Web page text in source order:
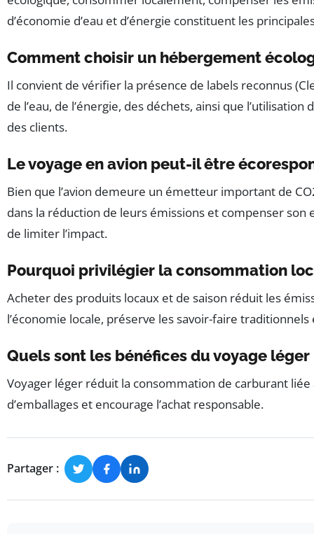
d’économie d’eau et d’énergie constituent les
Comment choisir un hébergement
Il convient de vérifier la présence de labels reconnus
de l’eau, de l’énergie, des déchets, ainsi que
des clients.
Le voyage en avion peut-il être
Bien que l’avion demeure un émetteur important de
dans la réduction de leurs émissions et compenser
de limiter l’impact.
Pourquoi privilégier la consommation
Acheter des produits locaux et de saison réduit les
l’économie locale, préserve les savoir-faire
Quels sont les bénéfices du voyage léger
Voyager léger réduit la consommation de carburant
d’emballages et encourage l’achat responsable.
Partager :